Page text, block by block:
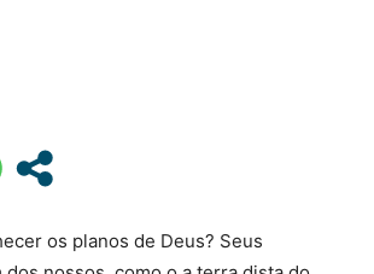
os planos de Deus? Seus